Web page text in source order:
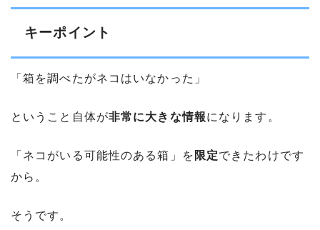
キーポイント
「箱を調べたがネコはいなかった」
ということ自体が非常に大きな情報になります。
「ネコがいる可能性のある箱」を 限定できたわけです
から。
そうです。